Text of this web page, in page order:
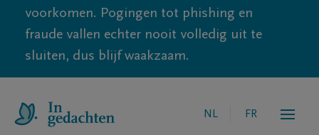
voorkomen. Pogingen tot phishing en
fraude vallen echter nooit volledig uit te
sluiten, dus blijf waakzaam.
NL FR